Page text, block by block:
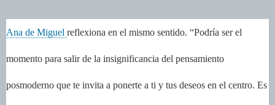
Ana de Miguel reflexiona en el mismo sentido. “Podría ser el
momento para salir de la insignificancia del pensamiento
posmoderno que te invita a ponerte a ti y tus deseos en el centro. Es